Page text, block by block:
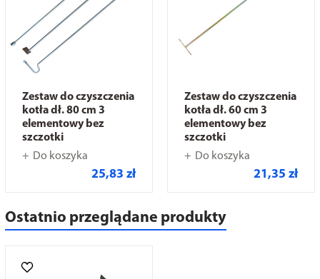
Zestaw do czyszczenia
kotła dł. 80 cm 3
elementowy bez
szczotki
Do koszyka
25,83 zł
Zestaw do czyszczenia
kotła dł. 60 cm 3
elementowy bez
szczotki
Do koszyka
21,35 zł
Ostatnio przeglądane produkty